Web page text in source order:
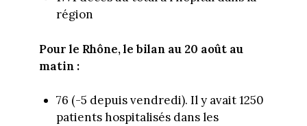
région
Pour le Rhône, le bilan au 20 août au
matin :
76 (-5 depuis vendredi). Il y avait 1250
patients hospitalisés dans les